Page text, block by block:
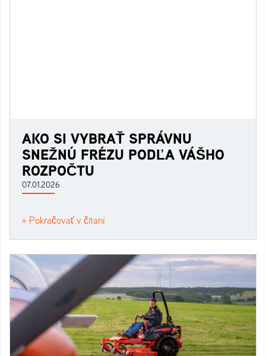
AKO SI VYBRAŤ SPRÁVNU
SNEŽNÚ FRÉZU PODĽA VÁŠHO
ROZPOČTU
07.01.2026
» Pokračovať v čítaní